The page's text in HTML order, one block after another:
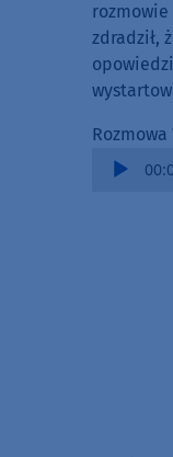
zdradził,
Audio